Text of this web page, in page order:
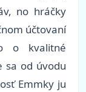
no hráčky
účtovaní
o kvalitné
sa od úvodu
Emmky ju